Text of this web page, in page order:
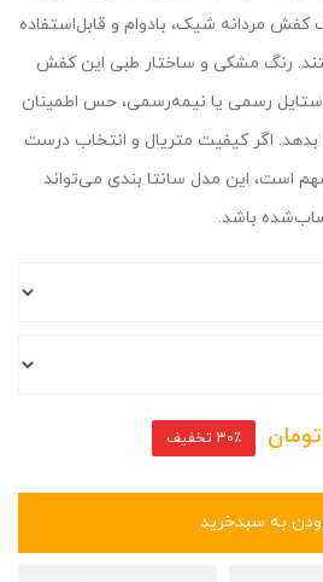
مردانه شیک، بادوام و قابل‌استفاده
رنگ مشکی و ساختار طبی این کفش
استایل رسمی یا نیمه‌رسمی، حس اطمینان
اگر کیفیت متریال و انتخاب درست
مهم است، این مدل سانتا بندی می‌تواند
باشد.
تومان 30٪ تخفیف
به سبدخرید